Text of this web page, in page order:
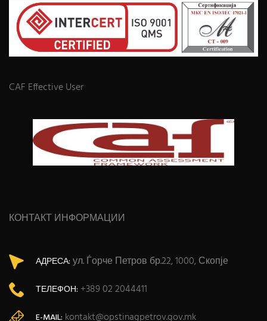
CAF Effective User
КОНТАКТ ИНФОРМАЦИИ
АДРЕСА: ул. Ѓорче Петров бр.22, 1000, Скопје
ТЕЛЕФОН: +389 02 2044411
E-MAIL: kontakt@opstinagpetrov.gov.mk